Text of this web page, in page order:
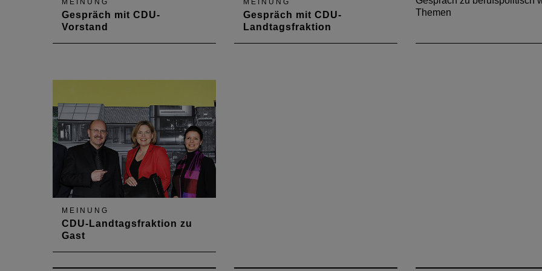
MEINUNG
Gespräch mit CDU-
Vorstand
Landesvorsitzenden und
Landtagsabgeordneten der CDU,
Christian Baldauf.
MEINUNG
Gespräch mit CDU-
Landtagsfraktion
Themen
MEINUNG
CDU-Landtagsfraktion zu
Gast